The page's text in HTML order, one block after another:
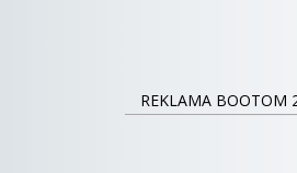
REKLAMA BOOTOM